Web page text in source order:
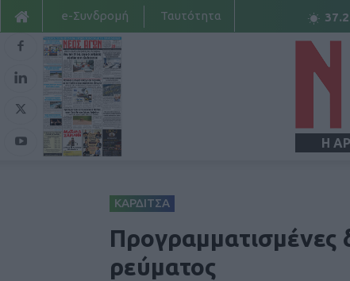
37.2
e-Συνδρομή Ταυτότητα
Η
ΚΑΡΔΙΤΣΑ
Προγραμματισμένες
ρεύματος